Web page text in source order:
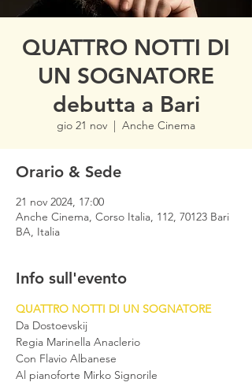
QUATTRO NOTTI DI
UN SOGNATORE
debutta a Bari
gio 21 nov
  |
Anche Cinema
Orario & Sede
21 nov 2024, 17:00
Anche Cinema, Corso Italia, 112, 70123 Bari
BA, Italia
Info sull'evento
QUATTRO NOTTI DI UN SOGNATORE
Da Dostoevskij
Regia Marinella Anaclerio
Con Flavio Albanese
Al pianoforte Mirko Signorile